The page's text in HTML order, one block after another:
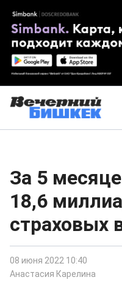
За 5
18,6
страховых
08 июня 2022 10:40
Анастасия Карелина